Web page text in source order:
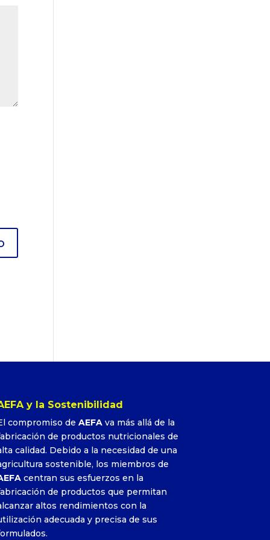
y la Sostenibilidad
compromiso de AEFAva más allá de la
de productos nutricionales de
calidad. Debido a la necesidad de una
sostenible, los miembros de
centran sus esfuerzos en la
de productos que permitan
altos rendimientos con la
adecuada y precisa de sus